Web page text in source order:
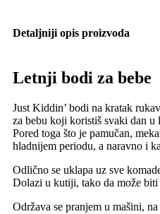
Detaljniji opis proizvoda
Letnji bodi za bebe
Just Kiddin’ bodi na kratak
za bebu koji koristiš svaki dan u
Pored toga što je pamučan,
hladnijem periodu, a naravno i
Odlično se uklapa uz sve
Dolazi u kutiji, tako da može
Održava se pranjem u mašini,